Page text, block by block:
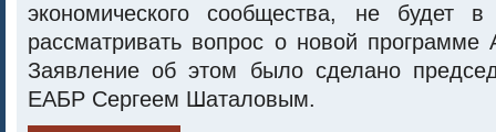
экономического сообщества, не будет
рассматривать вопрос о новой
Заявление об этом было сделано
ЕАБР Сергеем Шаталовым.